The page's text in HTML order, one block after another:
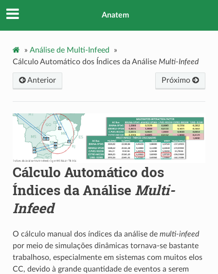
Anatem
» Análise de Multi-Infeed
»
Cálculo Automático dos Índices da Análise Multi-Infeed
Próximo
Anterior
Cálculo Automático dos
Índices da Análise Multi-
Infeed
O cálculo manual dos índices da análise de multi-infeed
por meio de simulações dinâmicas tornava-se bastante
trabalhoso, especialmente em sistemas com muitos elos
CC, devido à grande quantidade de eventos a serem